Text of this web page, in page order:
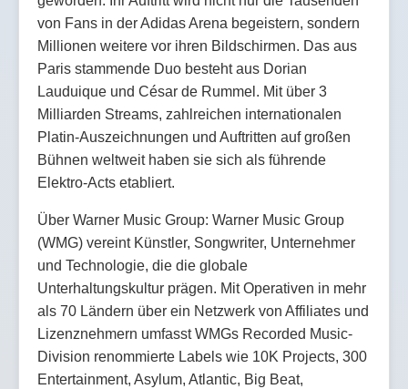
von Fans in der Adidas Arena begeistern, sondern
Millionen weitere vor ihren Bildschirmen. Das aus
Paris stammende Duo besteht aus Dorian
Lauduique und César de Rummel. Mit über 3
Milliarden Streams, zahlreichen internationalen
Platin-Auszeichnungen und Auftritten auf großen
Bühnen weltweit haben sie sich als führende
Elektro-Acts etabliert.
Über Warner Music Group: Warner Music Group
(WMG) vereint Künstler, Songwriter, Unternehmer
und Technologie, die die globale
Unterhaltungskultur prägen. Mit Operativen in mehr
als 70 Ländern über ein Netzwerk von Affiliates und
Lizenznehmern umfasst WMGs Recorded Music-
Division renommierte Labels wie 10K Projects, 300
Entertainment, Asylum, Atlantic, Big Beat,